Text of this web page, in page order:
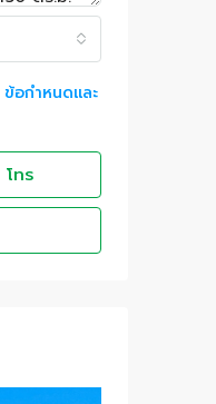
ข้อกำหนดและ
โทร